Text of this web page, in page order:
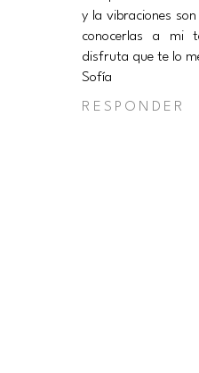
y la vibraciones
conocerlas a mi
disfruta que te lo
Sofía
RESPONDER